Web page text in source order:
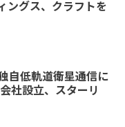
ングス、クラフトを
自低軌道衛星通信に
社設立、スターリ